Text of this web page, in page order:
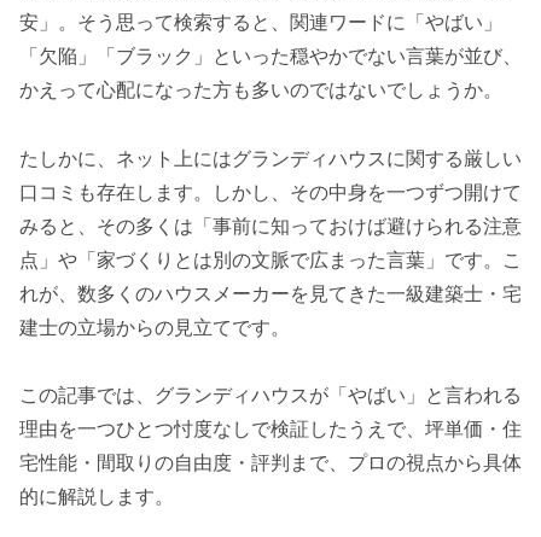
安」。そう思って検索すると、関連ワードに「やばい」
「欠陥」「ブラック」といった穏やかでない言葉が並び、
かえって心配になった方も多いのではないでしょうか。
たしかに、ネット上にはグランディハウスに関する厳しい
口コミも存在します。しかし、その中身を一つずつ開けて
みると、その多くは「事前に知っておけば避けられる注意
点」や「家づくりとは別の文脈で広まった言葉」です。こ
れが、数多くのハウスメーカーを見てきた一級建築士・宅
建士の立場からの見立てです。
この記事では、グランディハウスが「やばい」と言われる
理由を一つひとつ忖度なしで検証したうえで、坪単価・住
宅性能・間取りの自由度・評判まで、プロの視点から具体
的に解説します。